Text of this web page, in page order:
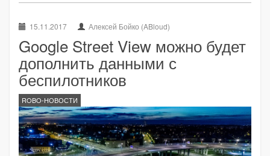
15.11.2017 Алексей Бойко (ABloud)
Google Street View можно будет
дополнить данными с
беспилотников
ROBO-НОВОСТИ